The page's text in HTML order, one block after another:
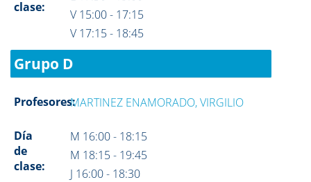
clase:
V 15:00 - 17:15
V 17:15 - 18:45
Grupo D
Profesores:MARTINEZ ENAMORADO, VIRGILIO
Día
de
clase:
M 16:00 - 18:15
M 18:15 - 19:45
J 16:00 - 18:30